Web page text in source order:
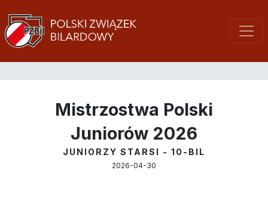
Mistrzostwa Polski
Juniorów 2026
JUNIORZY STARSI - 10-BIL
2026-04-30